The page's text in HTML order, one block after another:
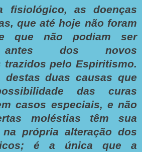
fisiológico, as doenças
que até hoje não foram
que não podiam ser
antes dos novos
trazidos pelo Espiritismo.
destas duas causas que
das curas
casos especiais, e não
moléstias têm sua
própria alteração dos
é a única que a